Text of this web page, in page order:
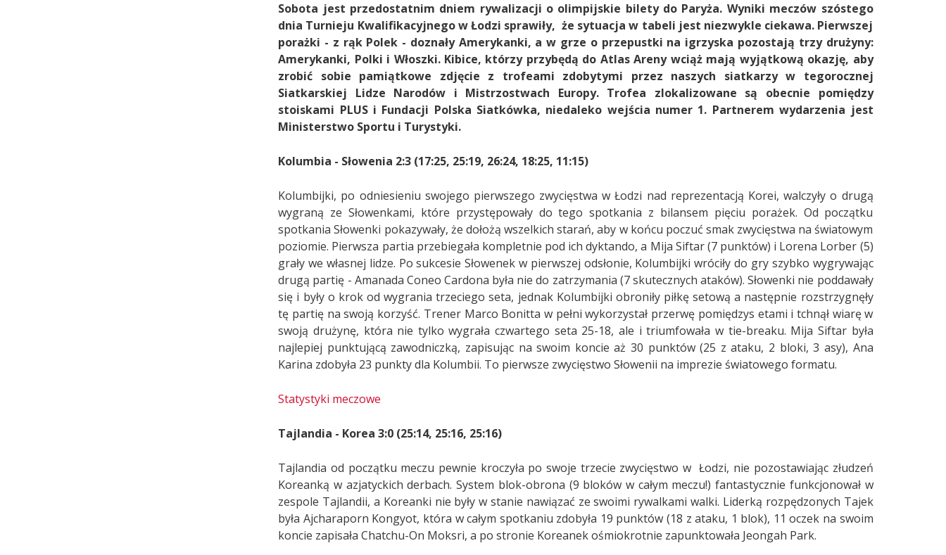
Sobota jest przedostatnim dniem rywalizacji o olimpijskie bilety do Paryża. Wyniki meczów szóstego
dnia Turnieju Kwalifikacyjnego w Łodzi sprawiły, że sytuacja w tabeli jest niezwykle ciekawa. Pierwszej
porażki - z rąk Polek - doznały Amerykanki, a w grze o przepustki na igrzyska pozostają trzy drużyny:
Amerykanki, Polki i Włoszki. Kibice, którzy przybędą do Atlas Areny wciąż mają wyjątkową okazję, aby
zrobić sobie pamiątkowe zdjęcie z trofeami zdobytymi przez naszych siatkarzy w tegorocznej
Siatkarskiej Lidze Narodów i Mistrzostwach Europy. Trofea zlokalizowane są obecnie pomiędzy
stoiskami PLUS i Fundacji Polska Siatkówka, niedaleko wejścia numer 1. Partnerem wydarzenia jest
Ministerstwo Sportu i Turystyki.
Kolumbia - Słowenia 2:3 (17:25, 25:19, 26:24, 18:25, 11:15)
Kolumbijki, po odniesieniu swojego pierwszego zwycięstwa w Łodzi nad reprezentacją Korei, walczyły o drugą
wygraną ze Słowenkami, które przystępowały do tego spotkania z bilansem pięciu porażek. Od początku
spotkania Słowenki pokazywały, że dołożą wszelkich starań, aby w końcu poczuć smak zwycięstwa na światowym
poziomie. Pierwsza partia przebiegała kompletnie pod ich dyktando, a Mija Siftar (7 punktów) i Lorena Lorber (5)
grały we własnej lidze. Po sukcesie Słowenek w pierwszej odsłonie, Kolumbijki wróciły do gry szybko wygrywając
drugą partię - Amanada Coneo Cardona była nie do zatrzymania (7 skutecznych ataków). Słowenki nie poddawały
się i były o krok od wygrania trzeciego seta, jednak Kolumbijki obroniły piłkę setową a następnie rozstrzygnęły
tę partię na swoją korzyść. Trener Marco Bonitta w pełni wykorzystał przerwę pomiędzys etami i tchnął wiarę w
swoją drużynę, która nie tylko wygrała czwartego seta 25-18, ale i triumfowała w tie-breaku. Mija Siftar była
najlepiej punktującą zawodniczką, zapisując na swoim koncie aż 30 punktów (25 z ataku, 2 bloki, 3 asy), Ana
Karina zdobyła 23 punkty dla Kolumbii. To pierwsze zwycięstwo Słowenii na imprezie światowego formatu.
Statystyki meczowe
Tajlandia - Korea 3:0 (25:14, 25:16, 25:16)
Tajlandia od początku meczu pewnie kroczyła po swoje trzecie zwycięstwo w Łodzi, nie pozostawiając złudzeń
Koreanką w azjatyckich derbach. System blok-obrona (9 bloków w całym meczu!) fantastycznie funkcjonował w
zespole Tajlandii, a Koreanki nie były w stanie nawiązać ze swoimi rywalkami walki. Liderką rozpędzonych Tajek
była Ajcharaporn Kongyot, która w całym spotkaniu zdobyła 19 punktów (18 z ataku, 1 blok), 11 oczek na swoim
koncie zapisała Chatchu-On Moksri, a po stronie Koreanek ośmiokrotnie zapunktowała Jeongah Park.